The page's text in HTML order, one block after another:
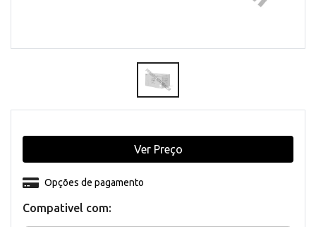
Compativel com:
Opções de pagamento
Ver Preço